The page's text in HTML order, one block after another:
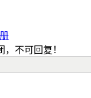
不可回复！